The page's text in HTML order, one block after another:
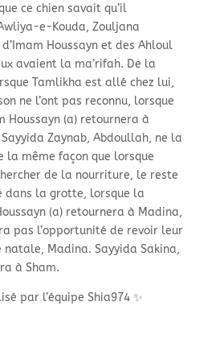
ce chien savait qu’il
e-Kouda, Zouljana
Houssayn et des Ahloul
avaient la ma’rifah. De la
Tamlikha est allé chez lui,
ne l’ont pas reconnu, lorsque
Houssayn (a) retournera à
Sayyida Zaynab, Abdoullah, ne la
la même façon que lorsque
de la nourriture, le reste
dans la grotte, lorsque la
(a) retournera à Madina,
pas l’opportunité de revoir leur
Madina. Sayyida Sakina,
à Sham.
par l’équipe Shia974 ✨